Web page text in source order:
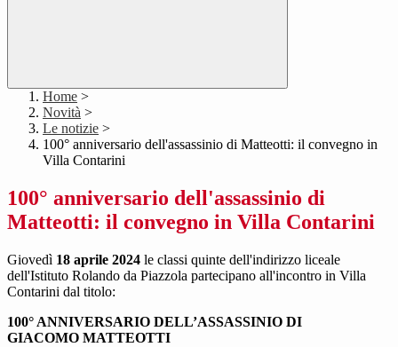
Home >
Novità >
Le notizie >
100° anniversario dell'assassinio di Matteotti: il convegno in
Villa Contarini
100° anniversario dell'assassinio di
Matteotti: il convegno in Villa Contarini
Giovedì 18 aprile 2024 le classi quinte dell'indirizzo liceale
dell'Istituto Rolando da Piazzola partecipano all'incontro in Villa
Contarini dal titolo:
100° ANNIVERSARIO DELL’ASSASSINIO DI
GIACOMO MATTEOTTI